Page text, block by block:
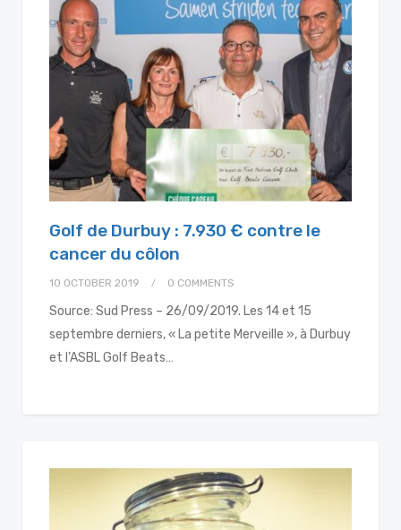
Golf de Durbuy : 7.930 € contre le
cancer du côlon
10 OCTOBER 2019 0 COMMENTS
Source: Sud Press – 26/09/2019. Les 14 et 15
septembre derniers, « La petite Merveille », à Durbuy
et l’ASBL Golf Beats…